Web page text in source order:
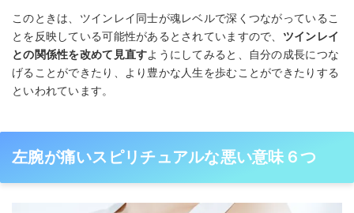
このときは、ツインレイ同士が魂レベルで深くつながっているこ
とを反映している可能性があるとされていますので、 ツインレイ
との関係性を改めて見直すようにしてみると、自分の成長につな
げることができたり、より豊かな人生を歩むことができたりする
といわれています。
左腕が痛いスピリチュアルな悪い意味６つ